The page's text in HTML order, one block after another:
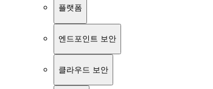
플랫폼
엔드포인트 보안
클라우드 보안